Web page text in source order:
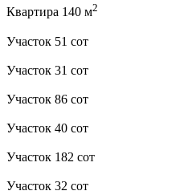
Квартира 140 м2
Участок 51 сот
Участок 31 сот
Участок 86 сот
Участок 40 сот
Участок 182 сот
Участок 32 сот